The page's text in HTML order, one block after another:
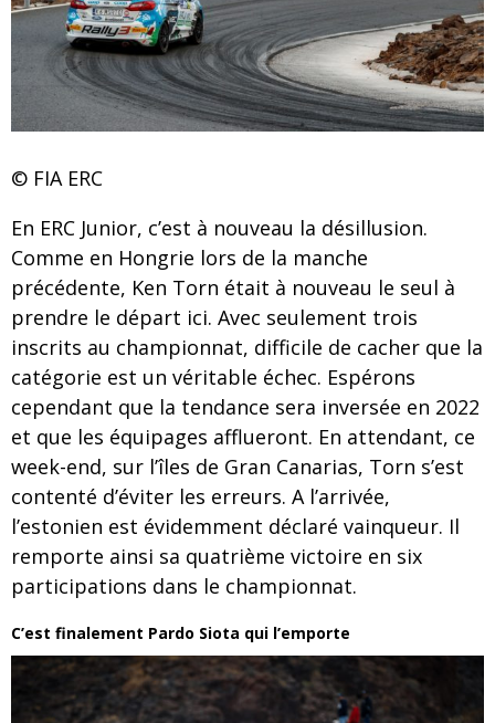
© FIA ERC
En ERC Junior, c’est à nouveau la désillusion.
Comme en Hongrie lors de la manche
précédente, Ken Torn était à nouveau le seul à
prendre le départ ici. Avec seulement trois
inscrits au championnat, difficile de cacher que la
catégorie est un véritable échec. Espérons
cependant que la tendance sera inversée en 2022
et que les équipages afflueront. En attendant, ce
week-end, sur l’îles de Gran Canarias, Torn s’est
contenté d’éviter les erreurs. A l’arrivée,
l’estonien est évidemment déclaré vainqueur. Il
remporte ainsi sa quatrième victoire en six
participations dans le championnat.
C’est finalement Pardo Siota qui l’emporte